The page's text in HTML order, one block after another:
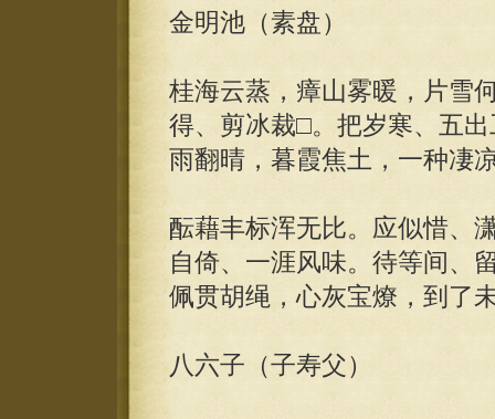
金明池（素盘）
桂海云蒸，瘴山雾暖，片雪
得、剪冰裁□。把岁寒、五
雨翻晴，暮霞焦土，一种凄
酝藉丰标浑无比。应似惜、
自倚、一涯风味。待等间、
佩贯胡绳，心灰宝燎，到了
八六子（子寿父）